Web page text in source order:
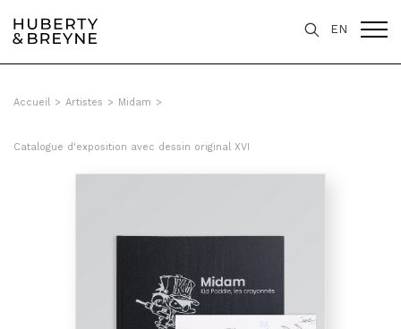
EN
Accueil > Artistes > Midam >
Catalogue d'exposition avec dessin original XVI